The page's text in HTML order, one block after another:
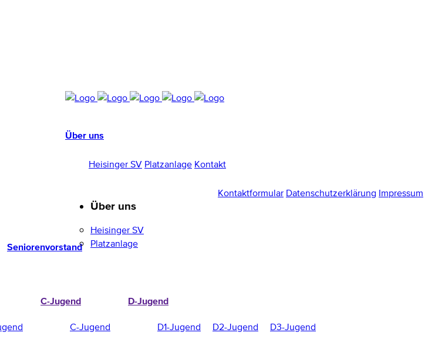
Über uns
Heisinger SV Platzanlage Kontakt
Kontaktformular Datenschutzerklärung Impressum
Seniorenvorstand
C-Jugend
C-Jugend
D-Jugend
D1-Jugend D2-Jugend D3-Jugend
Über uns
Heisinger SV
Platzanlage